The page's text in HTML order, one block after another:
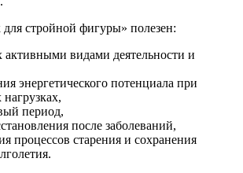
для стройной фигуры» полезен:
активными видами деятельности и
энергетического потенциала при
период,
после заболеваний,
процессов старения и сохранения